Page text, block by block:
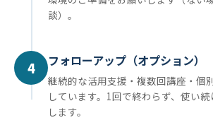
談）。
4 フォローアップ（オプション）
継続的な活用支援・複数回講座・個
しています。1回で終わらず、使い
します。